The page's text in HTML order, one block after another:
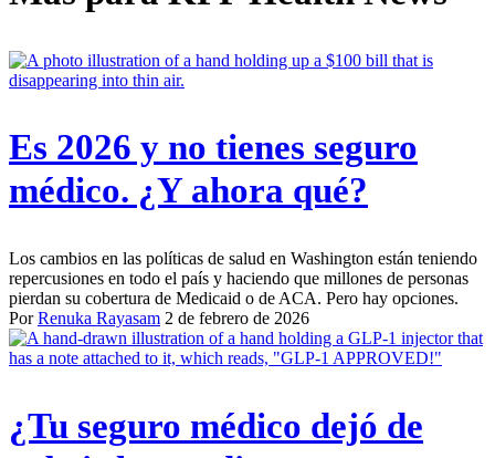
Es 2026 y no tienes seguro
médico. ¿Y ahora qué?
Los cambios en las políticas de salud en Washington están teniendo
repercusiones en todo el país y haciendo que millones de personas
pierdan su cobertura de Medicaid o de ACA. Pero hay opciones.
PorRenuka Rayasam 2 de febrero de 2026
¿Tu seguro médico dejó de